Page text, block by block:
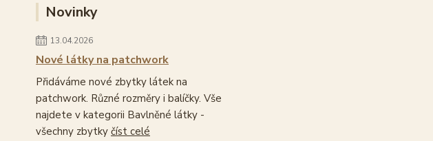
Novinky
13.04.2026
Nové látky na patchwork
Přidáváme nové zbytky látek na
patchwork. Různé rozměry i balíčky. Vše
najdete v kategorii Bavlněné látky -
všechny zbytky číst celé